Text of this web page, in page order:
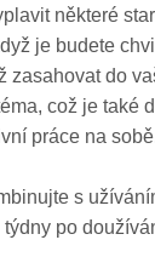
některé
je budete
zasahovat do
což je také
práce na
s
po